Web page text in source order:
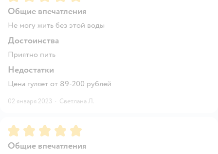
Общие впечатления
Не могу жить без этой воды
Достоинства
Приятно пить
Недостатки
Цена гуляет от 89-200 рублей
02 января 2023 · Светлана Л.
Рейтинг:5
Общие впечатления